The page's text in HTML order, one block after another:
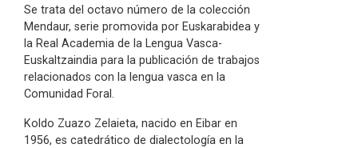
Se trata del octavo número de la colección
Mendaur, serie promovida por Euskarabidea y
la Real Academia de la Lengua Vasca-
Euskaltzaindia para la publicación de trabajos
relacionados con la lengua vasca en la
Comunidad Foral.
Koldo Zuazo Zelaieta, nacido en Eibar en
1956, es catedrático de dialectología en la